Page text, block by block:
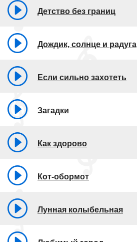
Детство без границ
Дождик, солнце и радуга
Если сильно захотеть
Загадки
Как здорово
Кот-обормот
Лунная колыбельная